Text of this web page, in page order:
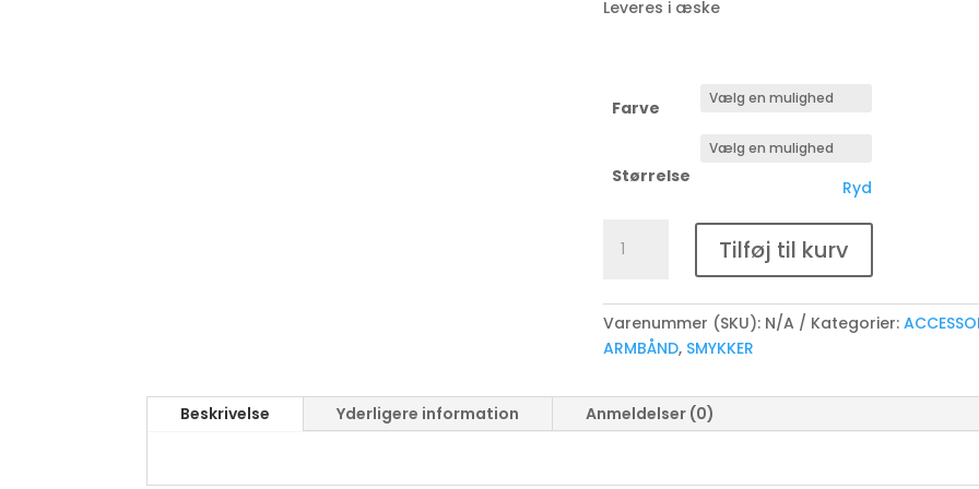
Leveres i æske
Farve
Størrelse
Ryd
skindarmbånd Tilføj til kurv
Varenummer (SKU): N/A Kategorier:
ARMBÅND, SMYKKER
Beskrivelse Yderligere information Anmeldelser (0)